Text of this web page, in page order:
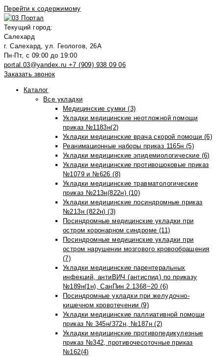
Перейти к содержимому
Текущий город:
Салехард
г. Салехард, ул. Геологов, 26А
Пн-Пт, с 09:00 до 19:00
portal.03@yandex.ru +7 (909) 938 09 06
Заказать звонок
Каталог
Все укладки
Медицинские сумки (3)
Укладки медицинские неотложной помощи
приказ №1183н(2)
Укладки медицинские врача скорой помощи (6)
Реанимационные наборы приказ 1165н (5)
Укладки медицинские эпидемиологические (6)
Укладки медицинские противошоковые приказ
№1079 и №626 (8)
Укладки медицинские травматологические
приказ №213н(822н) (10)
Укладки медицинские посиндромные приказ
№213н (822н) (3)
Посиндромные медицинские укладки при
остром коронарном синдроме (11)
Посиндромные медицинские укладки при
остром нарушении мозгового кровообращения
(7)
Укладки медицинские парентеральных
инфекций, антиВИЧ (антиспид) по приказу
№189н(1н), СанПин 2.1368−20 (6)
Посиндромные укладки при желудочно-
кишечном кровотечении (9)
Укладки медицинские паллиативной помощи
приказ № 345н/372н, №187н (2)
Укладки медицинские противопедикулезные
приказ №342, противочесоточные приказ
№162(4)